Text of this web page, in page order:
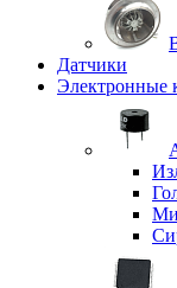
Датчики
Электронные